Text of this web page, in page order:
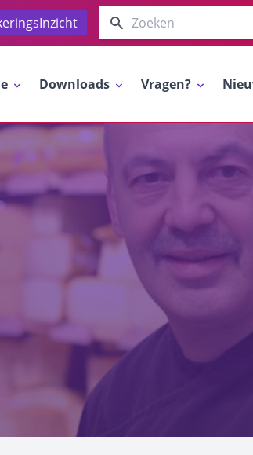
Zoeken
Downloads Vragen?